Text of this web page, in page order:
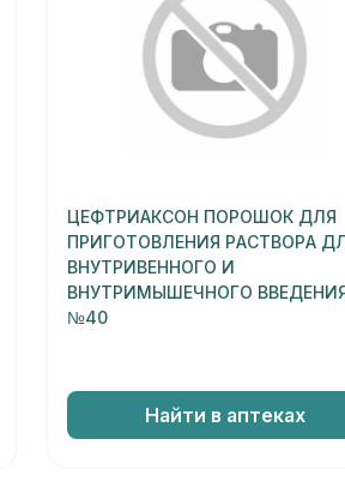
ЦЕФТРИАКСОН ПОРОШОК ДЛЯ
ПРИГОТОВЛЕНИЯ РАСТВОРА
ВНУТРИВЕННОГО И
ВНУТРИМЫШЕЧНОГО ВВЕДЕНИЯ
№40
Найти в аптеках